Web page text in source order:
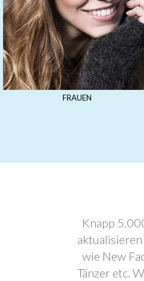
FRAUEN
Knapp
wie New
Tänzer etc.